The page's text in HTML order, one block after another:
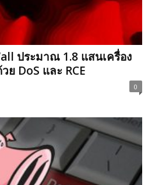
ประมาณ 1.8 แสนเครื่อง
ย DoS และ RCE
0